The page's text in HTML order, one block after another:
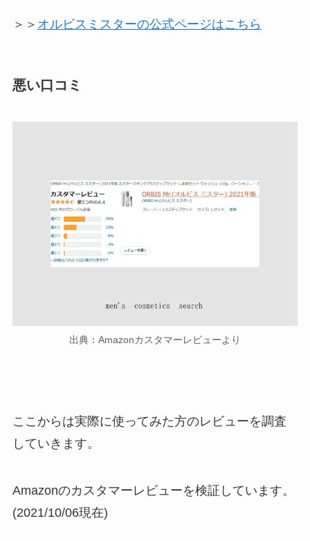
＞＞ オルビスミスターの公式ページはこちら
悪い口コミ
出典：Amazonカスタマーレビューより
ここからは実際に使ってみた方のレビューを調査
していきます。
Amazonのカスタマーレビューを検証しています。
(2021/10/06現在)